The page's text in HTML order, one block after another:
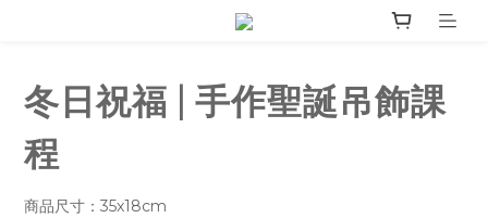
冬日祝福 | 手作聖誕吊飾課
程
商品尺寸：35x18cm